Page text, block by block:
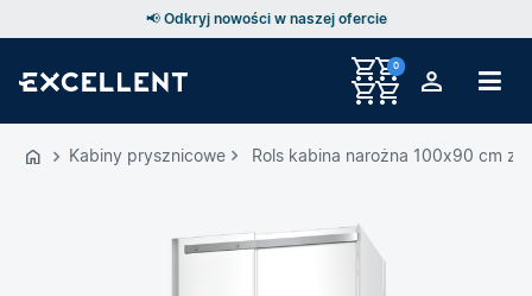
📢 Odkryj nowości w naszej ofercie
0
Kabiny prysznicowe Rols kabina narożna 100x90 cm z